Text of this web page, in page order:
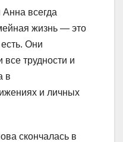
всегда
жизнь — это
Они
трудности и
в
и личных
скончалась в